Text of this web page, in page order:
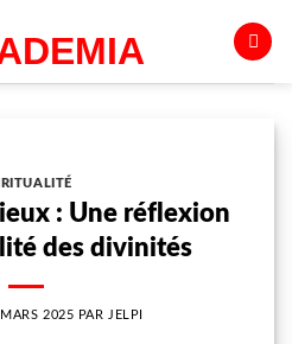
: Une réflexion
des divinités
2025 PAR JELPI